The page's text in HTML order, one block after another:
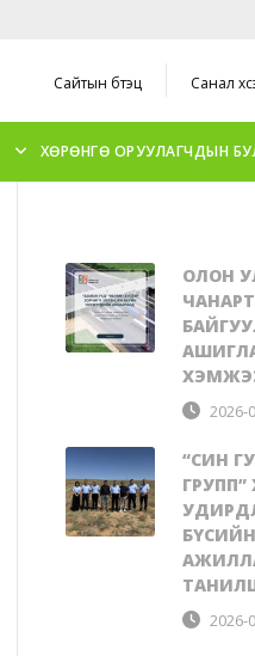
Сайтын бүтэц Санал
ХӨРӨНГӨ ОРУУЛАГЧДЫН
ОЛОН
2026-
“СИН
2026-